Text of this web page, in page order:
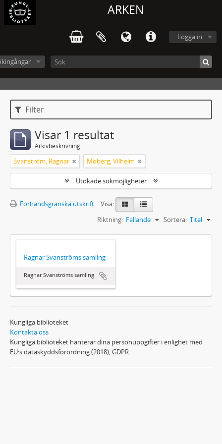
ARKEN
Logga in
Filter
Visar 1 resultat
Arkivbeskrivning
Svanström, Ragnar Moberg, Vilhelm
Utökade sökmöjligheter
Förhandsgranska utskrift
Visa:
Sortera: Titel
Riktning: Fallande
Ragnar Svanströms samling
Ragnar Svanströms samling
Kungliga biblioteket
Kontakta oss
Kungliga biblioteket hanterar dina personuppgifter i enlighet med
EU:s dataskyddsförordning (2018), GDPR.